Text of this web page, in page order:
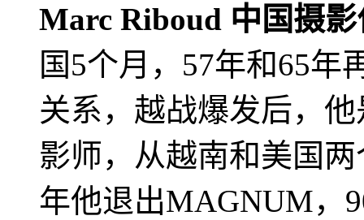
Marc Riboud 中国摄
国5个月，57年和65年
关系，越战爆发后，
影师，从越南和美国
年他退出MAGNUM，